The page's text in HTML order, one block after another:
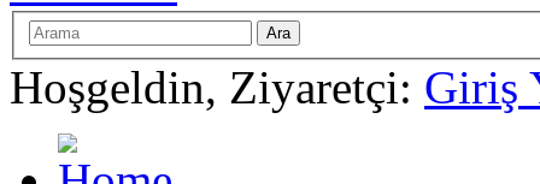
Hoşgeldin, Ziyaretçi: Giriş